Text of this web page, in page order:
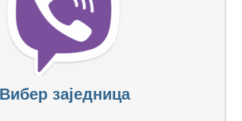
Вибер заједница